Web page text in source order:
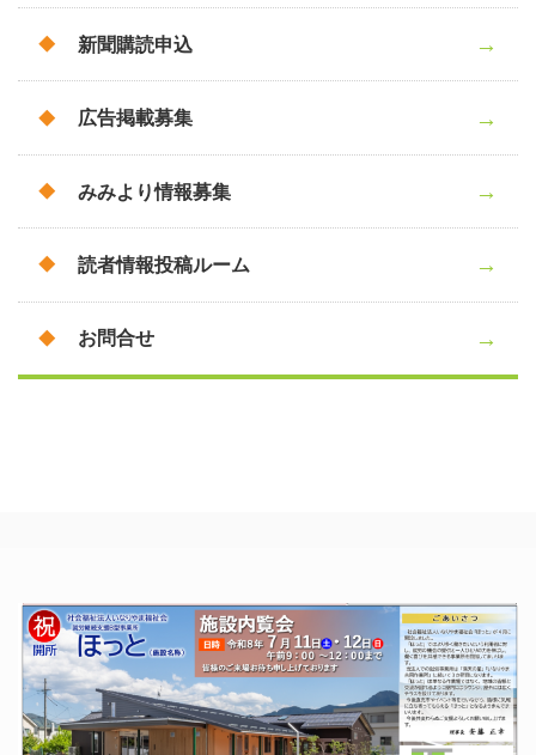
新聞購読申込
広告掲載募集
みみより情報募集
読者情報投稿ルーム
お問合せ